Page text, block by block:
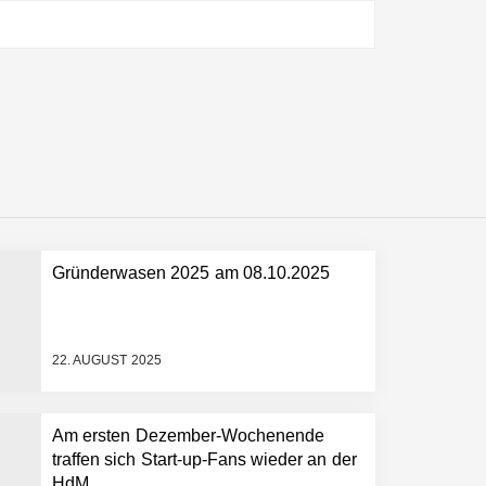
Gründerwasen 2025 am 08.10.2025
22. AUGUST 2025
Am ersten Dezember-Wochenende
traffen sich Start-up-Fans wieder an der
Entwicklungsprozesse